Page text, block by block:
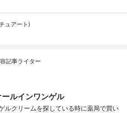
ュアート)
記事ライター
ルインワンゲル
ルクリームを探している時に薬局で買い